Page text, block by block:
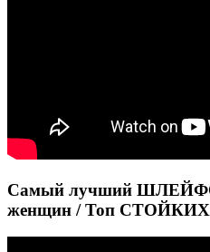
Самый лучший
женщин / Топ СТОЙКИХ